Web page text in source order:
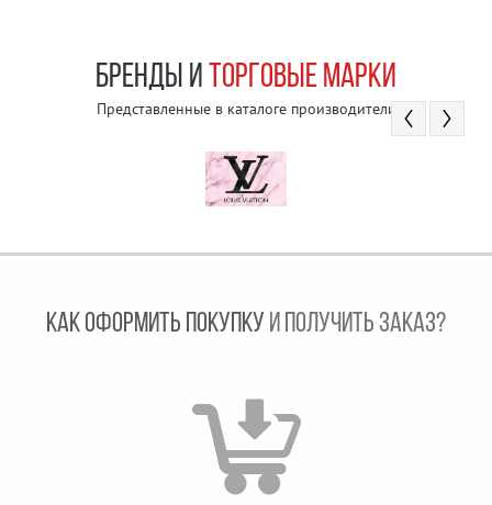
БРЕНДЫ И ТОРГОВЫЕ МАРКИ
Представленные в каталоге производители
КАК ОФОРМИТЬ ПОКУПКУ И ПОЛУЧИТЬ ЗАКАЗ?